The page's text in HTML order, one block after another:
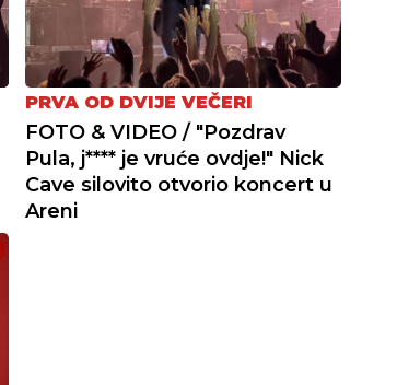
PRVA OD DVIJE VEČERI
FOTO & VIDEO / "Pozdrav
Pula, j**** je vruće ovdje!" Nick
Cave silovito otvorio koncert u
Areni